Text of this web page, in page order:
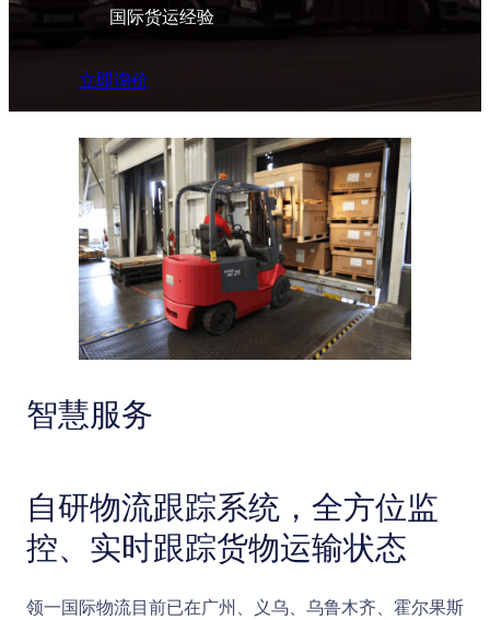
国际货运经验
立即询价
智慧服务
自研物流跟踪系统，全方位监
控、实时跟踪货物运输状态
领一国际物流目前已在广州、义乌、乌鲁木齐、霍尔果斯